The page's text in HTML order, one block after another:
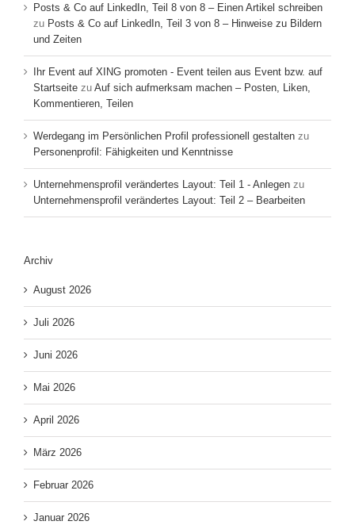
Posts & Co auf LinkedIn, Teil 8 von 8 – Einen Artikel schreiben
zu Posts & Co auf LinkedIn, Teil 3 von 8 – Hinweise zu Bildern
und Zeiten
Ihr Event auf XING promoten - Event teilen aus Event bzw. auf
Startseite zu Auf sich aufmerksam machen – Posten, Liken,
Kommentieren, Teilen
Werdegang im Persönlichen Profil professionell gestalten zu
Personenprofil: Fähigkeiten und Kenntnisse
Unternehmensprofil verändertes Layout: Teil 1 - Anlegen zu
Unternehmensprofil verändertes Layout: Teil 2 – Bearbeiten
Archiv
August 2026
Juli 2026
Juni 2026
Mai 2026
April 2026
März 2026
Februar 2026
Januar 2026